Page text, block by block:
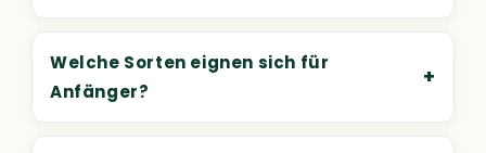
Welche Sorten eignen sich für
Anfänger?
+